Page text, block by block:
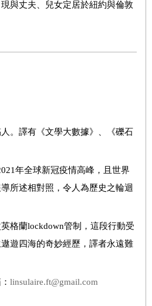
丈夫、兒女定居於紐約與倫敦
。譯有《文學大數據》、《礫石
年全球新冠疫情高峰，且世界
所述相對照，令人為歷史之輪迴
格蘭lockdown管制，這段行動受
遊四海的奇妙經歷，譯者永遠難
linsulaire.ft@gmail.com